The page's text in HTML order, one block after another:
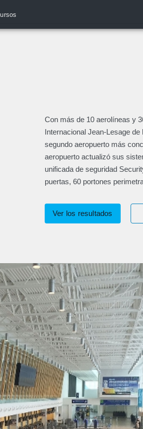
Con más de 10 aerolíneas y
Internacional Jean-Lesage
segundo aeropuerto más
aeropuerto actualizó sus
unificada de seguridad
puertas, 60 portones
Ver los resultados